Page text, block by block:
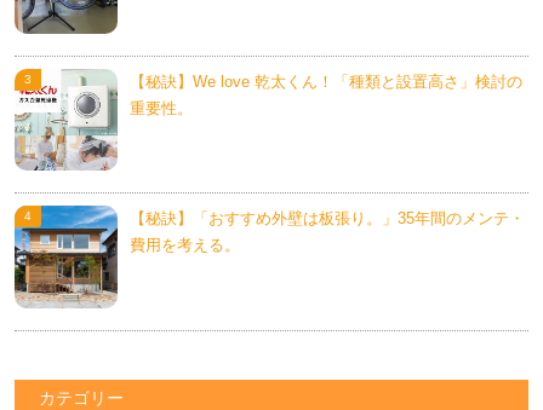
【秘訣】We love 乾太くん！「種類と設置高さ」検討の
重要性。
【秘訣】「おすすめ外壁は板張り。」35年間のメンテ・
費用を考える。
カテゴリー